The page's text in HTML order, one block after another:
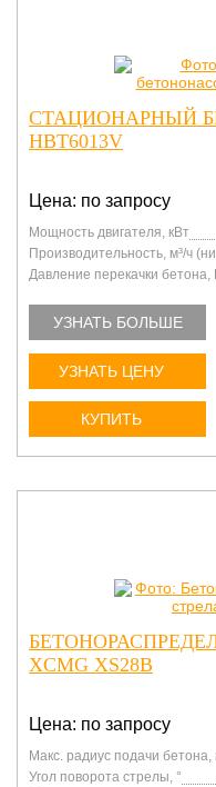
СТАЦИОНАРНЫЙ
HBT6013V
Цена: по запросу
Мощность двигателя, кВт
Производительность, м³/ч
Давление перекачки
УЗНАТЬ БОЛЬШЕ
УЗНАТЬ ЦЕНУ
КУПИТЬ
XCMG XS28B
Цена: по запросу
Макс. радиус подачи бетона,
Угол поворота стрелы, °